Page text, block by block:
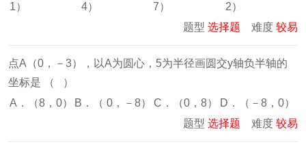
1） 4） 7）
2）
题型 选择题 难度 较易
点A（0，－3），以A为圆心，5为半径画圆交y轴负半轴的
坐标是 （ ）
A．（8，0）
B．（ 0，－8） C．（0，8）
D．（－8，0）
题型 选择题 难度 较易